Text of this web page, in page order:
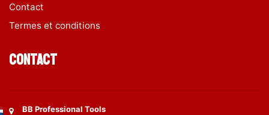
Contact
Termes et conditions
Contact
BB Professional Tools